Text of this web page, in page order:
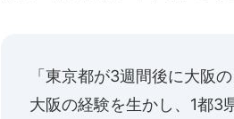
「東京都が3週間後に大阪
大阪の経験を生かし、1都3